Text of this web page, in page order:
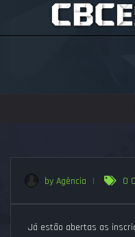
ASSISTIR
PERGUNTAS FREQUENTES
SEJA UM APOIADOR!
by Agência | 0
Já estão abertas as